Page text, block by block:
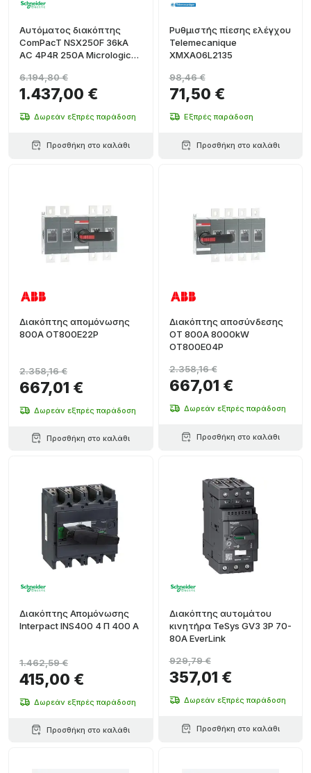
Αυτόματος διακόπτης
ComPacT NSX250F 36kA
AC 4P4R 250A Micrologic
1.437,00 €
6.194,80 €
Δωρεάν εξπρές παράδοση
Προσθήκη στο καλάθι
Ρυθμιστής πίεσης ελέγχου
Telemecanique
XMXA06L2135
71,50 €
98,46 €
Εξπρές παράδοση
Προσθήκη στο καλάθι
Διακόπτης απομόνωσης
800A OT800E22P
667,01 €
2.358,16 €
Δωρεάν εξπρές παράδοση
Προσθήκη στο καλάθι
Διακόπτης αποσύνδεσης
OT 800A 8000kW
OT800E04P
667,01 €
2.358,16 €
Δωρεάν εξπρές παράδοση
Προσθήκη στο καλάθι
Διακόπτης Απομόνωσης
Interpact INS400 4 Π 400 A
415,00 €
1.462,59 €
Δωρεάν εξπρές παράδοση
Προσθήκη στο καλάθι
Διακόπτης αυτομάτου
κινητήρα TeSys GV3 3P 70-
80A EverLink
357,01 €
929,79 €
Δωρεάν εξπρές παράδοση
Προσθήκη στο καλάθι